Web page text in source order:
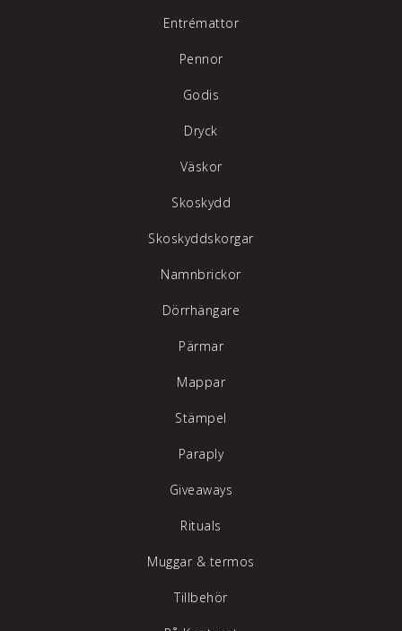
Entrémattor
Pennor
Godis
Dryck
Väskor
Skoskydd
Skoskyddskorgar
Namnbrickor
Dörrhängare
Pärmar
Mappar
Stämpel
Paraply
Giveaways
Rituals
Muggar & termos
Tillbehör